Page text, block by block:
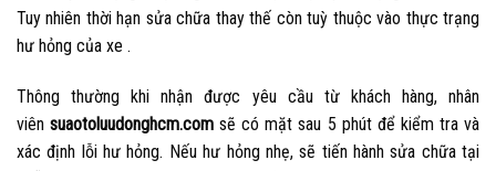
Tuy nhiên thời hạn sửa chữa thay thế còn tuỳ thuộc vào thực trạng
hư hỏng của xe .
Thông thường khi nhận được yêu cầu từ khách hàng, nhân
viênsuaotoluudonghcm.com sẽ có mặt sau 5 phút để kiểm tra và
xác định lỗi hư hỏng. Nếu hư hỏng nhẹ, sẽ tiến hành sửa chữa tại